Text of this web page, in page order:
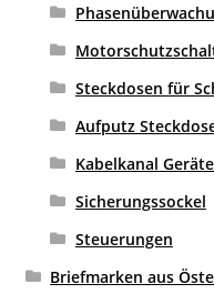
Steckdosen für
Aufputz
Kabelkanal
Sicherungssockel
Steuerungen
Briefmarken aus